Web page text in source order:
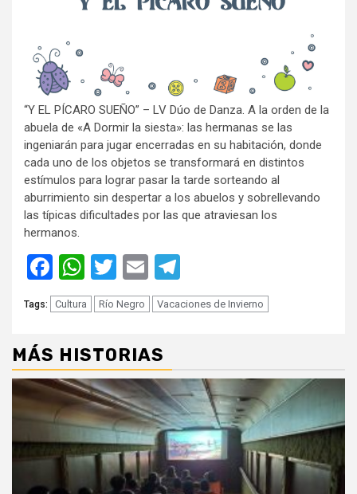
“Y EL PÍCARO SUEÑO” – LV Dúo de Danza. A la orden de la
abuela de «A Dormir la siesta»: las hermanas se las
ingeniarán para jugar encerradas en su habitación, donde
cada uno de los objetos se transformará en distintos
estímulos para lograr pasar la tarde sorteando al
aburrimiento sin despertar a los abuelos y sobrellevando
las típicas dificultades por las que atraviesan los
hermanos.
Facebook
WhatsApp
Twitter
Email
Tags: Cultura Río Negro Vacaciones de Invierno
MÁS HISTORIAS